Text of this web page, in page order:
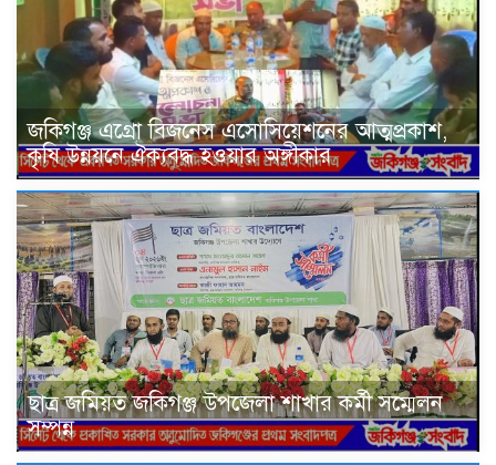
জকিগঞ্জ এগ্রো বিজনেস এসোসিয়েশনের আত্মপ্রকাশ,
কৃষি উন্নয়নে ঐক্যবদ্ধ হওয়ার অঙ্গীকার
ছাত্র জমিয়ত জকিগঞ্জ উপজেলা শাখার কর্মী সম্মেলন
সম্পন্ন